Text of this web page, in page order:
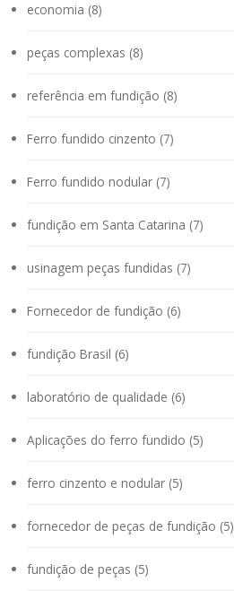
economia (8)
peças complexas (8)
referência em fundição (8)
Ferro fundido cinzento (7)
Ferro fundido nodular (7)
fundição em Santa Catarina (7)
usinagem peças fundidas (7)
Fornecedor de fundição (6)
fundição Brasil (6)
laboratório de qualidade (6)
Aplicações do ferro fundido (5)
ferro cinzento e nodular (5)
fornecedor de peças de fundição (5)
fundição de peças (5)